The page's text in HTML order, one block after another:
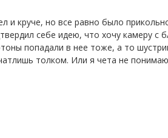
и круче, но все равно было
себе идею, что хочу камеру с
попадали в нее тоже, а то
толком. Или я чета не